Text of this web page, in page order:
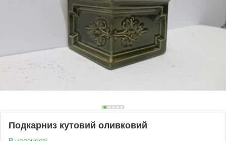
Подкарниз кутовий оливковий